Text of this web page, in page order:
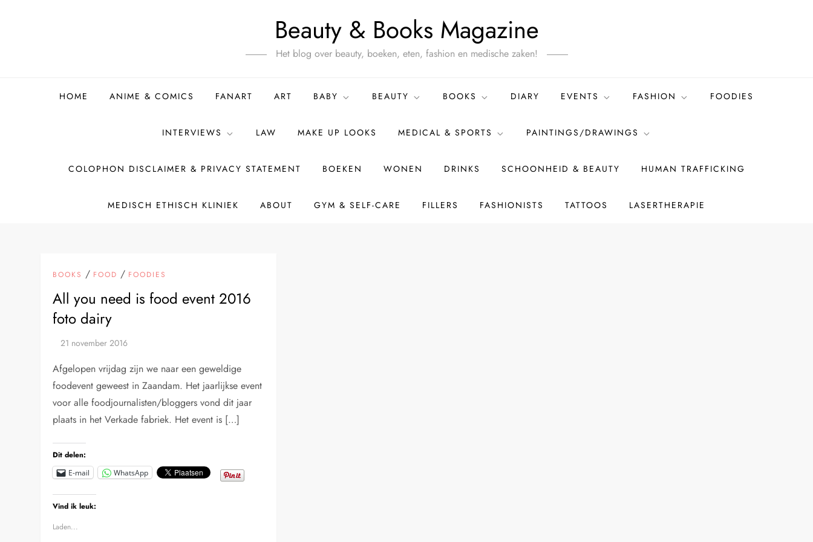
Beauty & Books Magazine
Het blog over beauty, boeken, eten, fashion en medische zaken!
HOME ANIME & COMICS FANART ART BABY BEAUTY BOOKS DIARY EVENTS FASHION FOODIES
INTERVIEWS LAW MAKE UP LOOKS MEDICAL & SPORTS PAINTINGS/DRAWINGS
COLOPHON DISCLAIMER & PRIVACY STATEMENT BOEKEN WONEN DRINKS SCHOONHEID & BEAUTY HUMAN TRAFFICKING
MEDISCH ETHISCH KLINIEK ABOUT GYM & SELF-CARE FILLERS FASHIONISTS TATTOOS LASERTHERAPIE
BOOKS / FOOD / FOODIES
All you need is food event 2016
foto dairy
Afgelopen vrijdag zijn we naar een geweldige
foodevent geweest in Zaandam. Het jaarlijkse event
voor alle foodjournalisten/bloggers vond dit jaar
plaats in het Verkade fabriek. Het event is […]
Dit delen:
E-mail WhatsApp
Vind ik leuk:
Laden...